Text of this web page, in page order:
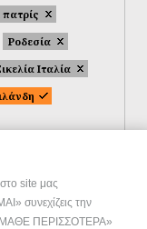
site μας
συνεχίζεις την
ΠΕΡΙΣΣΟΤΕΡΑ»
Ροδεσία
Ιταλία